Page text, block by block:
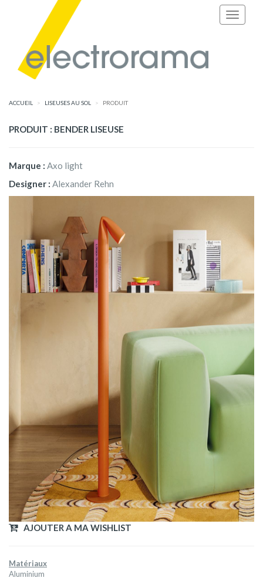
ACCUEIL LISEUSES AU SOL PRODUIT
PRODUIT : BENDER LISEUSE
Marque : Axo light
Designer : Alexander Rehn
AJOUTER A MA WISHLIST
Matériaux
Aluminium